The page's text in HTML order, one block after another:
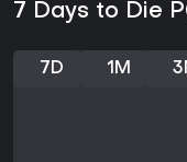
7 Days to Die
7D 1M